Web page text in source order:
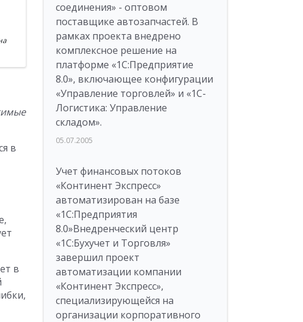
в
в
соединения» - оптовом
поставщике автозапчастей. В
рамках проекта внедрено
комплексное решение на
платформе «1С:Предприятие
8.0», включающее конфигурации
«Управление торговлей» и «1С-
Логистика: Управление
складом».
05.07.2005
Учет финансовых потоков
«Континент Экспресс»
автоматизирован на базе
«1С:Предприятия
8.0»Внедренческий центр
«1С:Бухучет и Торговля»
завершил проект
автоматизации компании
«Континент Экспресс»,
специализирующейся на
организации корпоративного